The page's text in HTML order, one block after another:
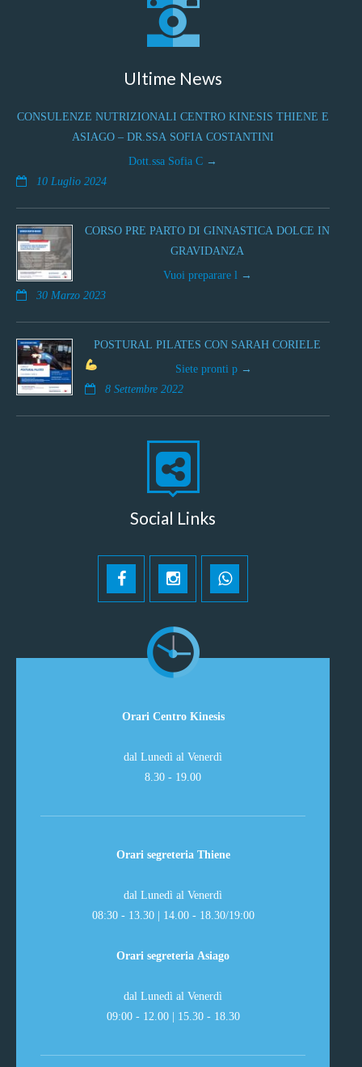
Ultime News
CONSULENZE NUTRIZIONALI CENTRO KINESIS THIENE E
ASIAGO – DR.SSA SOFIA COSTANTINI
Dott.ssa Sofia C
10 Luglio 2024
CORSO PRE PARTO DI GINNASTICA DOLCE IN
GRAVIDANZA
Vuoi preparare l
30 Marzo 2023
POSTURAL PILATES CON SARAH CORIELE
Siete pronti p
8 Settembre 2022
Social Links
Orari Centro Kinesis
dal Lunedì al Venerdì
8.30 - 19.00
Orari segreteria Thiene
dal Lunedì al Venerdì
08:30 - 13.30 | 14.00 - 18.30/19:00
Orari segreteria Asiago
dal Lunedì al Venerdì
09:00 - 12.00 | 15.30 - 18.30